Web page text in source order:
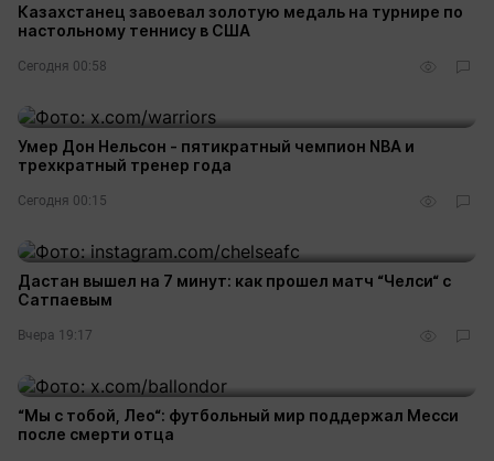
Казахстанец завоевал золотую медаль на турнире по
настольному теннису в США
Сегодня 00:58
Умер Дон Нельсон - пятикратный чемпион NBA и
трехкратный тренер года
Сегодня 00:15
Дастан вышел на 7 минут: как прошел матч “Челси“ с
Сатпаевым
Вчера 19:17
“Мы с тобой, Лео“: футбольный мир поддержал Месси
после смерти отца